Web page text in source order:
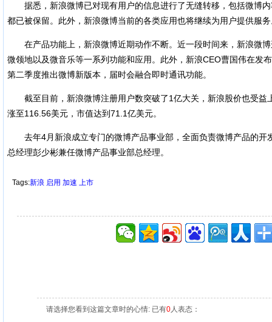
据悉，新浪微博已对现有用户的信息进行了无缝转移，包括微博内
都已被保留。此外，新浪微博当前的各类应用也将继续为用户提供服
在产品功能上，新浪微博近期动作不断。近一段时间来，新浪微博
微领地以及微音乐等一系列功能和应用。此外，新浪CEO曹国伟在发
第二季度推出微博新版本，届时会融合即时通讯功能。
截至目前，新浪微博注册用户数突破了1亿大关，新浪股价也受益
涨至116.56美元，市值达到71.1亿美元。
去年4月新浪成立专门的微博产品事业部，全面负责微博产品的开
总经理彭少彬兼任微博产品事业部总经理。
Tags:新浪 启用 加速 上市
请选择您看到这篇文章时的心情: 已有0人表态：